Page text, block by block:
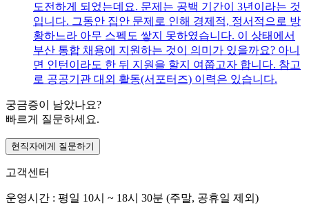
도전하게 되었는데요. 문제는 공백 기간이 3년이라는 것
입니다. 그동안 집안 문제로 인해 경제적, 정서적으로 방
황하느라 아무 스펙도 쌓지 못하였습니다. 이 상태에서
부산 통합 채용에 지원하는 것이 의미가 있을까요? 아니
면 인턴이라도 한 뒤 지원을 할지 여쭙고자 합니다. 참고
로 공공기관 대외 활동(서포터즈) 이력은 있습니다.
궁금증이 남았나요?
빠르게 질문하세요.
현직자에게 질문하기
고객센터
운영시간 : 평일 10시 ~ 18시 30분 (주말, 공휴일 제외)